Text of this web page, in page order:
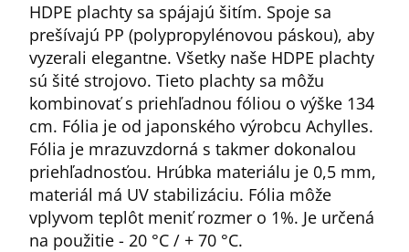
HDPE plachty sa spájajú šitím. Spoje sa
prešívajú PP (polypropylénovou páskou), aby
vyzerali elegantne. Všetky naše HDPE plachty
sú šité strojovo. Tieto plachty sa môžu
kombinovať s priehľadnou fóliou o výške 134
cm. Fólia je od japonského výrobcu Achylles.
Fólia je mrazuvzdorná s takmer dokonalou
priehľadnosťou. Hrúbka materiálu je 0,5 mm,
materiál má UV stabilizáciu. Fólia môže
vplyvom teplôt meniť rozmer o 1%. Je určená
na použitie - 20 °C / + 70 °C.